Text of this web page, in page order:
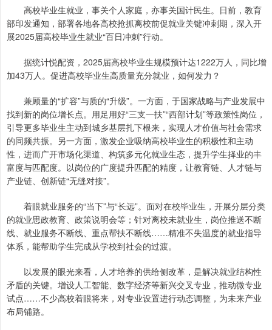
高校毕业生就业，事关个人家庭，亦事关国计民生。日前，教育
部印发通知，部署各地各高校抢抓离校前促就业关键冲刺期，深入开
展2025届高校毕业生就业“百日冲刺”行动。
据统计悦配资，2025届高校毕业生规模预计达1222万人，同比增
加43万人。促进高校毕业生高质量充分就业，如何发力？
兼顾量的“扩容”与质的“升级”。一方面，于国家战略与产业发展中
找到新的岗位增长点。用足用好“三支一扶”“西部计划”等政策性岗位，
引导更多毕业生主动到城乡基层扎下根来，实现人才价值与社会需求
的同频共振。另一方面，激发企业吸纳高校毕业生的积极性和主动
性，进而广开市场化渠道、构筑多元化就业生态，提升学生择业的丰
富度与匹配度。以岗位的广度提升匹配的精度，让教育链、人才链与
产业链、创新链“无缝对接”。
着眼就业服务的“当下”与“长远”。面对在校毕业生，开展分层分类
的就业思政教育、政策说明会等；针对离校未就业生，岗位推送不断
线、就业服务不断线、重点帮扶不断线……精准不失温度的就业指导
体系，能帮助学生完成从学校到社会的过渡。
以发展的眼光来看，人才培养的供给侧改革，是解决就业结构性
矛盾的关键。增设人工智能、数字经济等新兴交叉专业，推动微专业
试点……不少高校着眼将来，对专业设置进行动态调整，为未来产业
布局铺路。